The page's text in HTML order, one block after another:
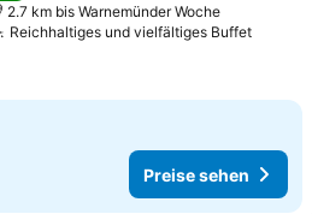
2.7 km bis Warnemünder Woche
Reichhaltiges und vielfältiges Buffet
Preise sehen